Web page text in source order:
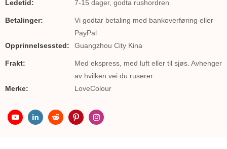
Ledetid: 7-15 dager, godta rushordren
Betalinger:
Vi godtar betaling med bankoverføring eller
PayPal
Opprinnelsessted:
Guangzhou City Kina
Frakt:
Med ekspress, med luft eller til sjøs. Avhenger
av hvilken vei du ruserer
Merke:
LoveColour